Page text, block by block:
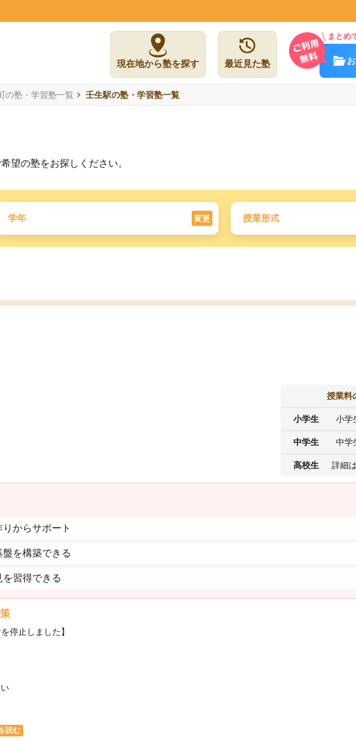
現在地から塾を探す 最近見た塾
まとめ
の塾・学習塾一覧 壬生駅の塾・学習塾一覧
望の塾をお探しください。
学年 変更 授業形式
授業料
小学生 小学
中学生 中学
高校生 詳細
からサポート
を構築できる
習得できる
停止しました】
読む